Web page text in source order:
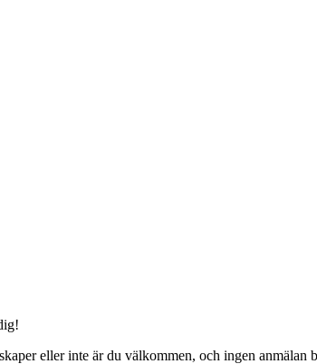
eller inte är du välkommen, och ingen anmälan